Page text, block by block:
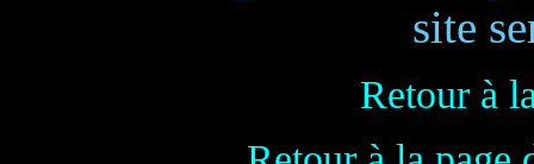
site
Retour à